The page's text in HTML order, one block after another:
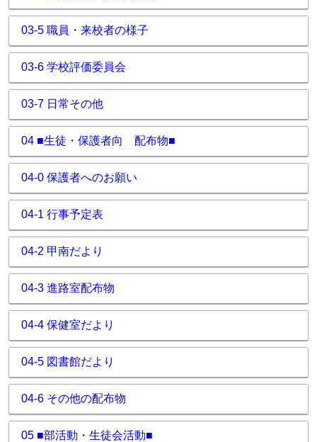
03-5 職員・来校者の様子
03-6 学校評価委員会
03-7 日常その他
04 ■生徒・保護者向 配布物■
04-0 保護者へのお願い
04-1 行事予定表
04-2 甲南だより
04-3 進路室配布物
04-4 保健室だより
04-5 図書館だより
04-6 その他の配布物
05 ■部活動・生徒会活動■